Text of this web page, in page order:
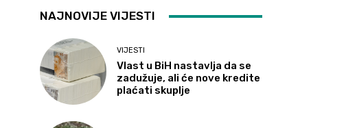
NAJNOVIJE VIJESTI
VIJESTI
Vlast u BiH nastavlja da se
zadužuje, ali će nove kredite
plaćati skuplje